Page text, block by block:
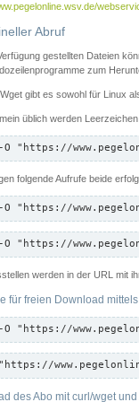
Abruf
gestellten Dateien
zum
gibt es sowohl für Linux
üblich werden
"https://
folgende Aufrufe beide
"https://
"https://
werden in der URL mit
für freien Download
"https://
des Abo mit curl/wget